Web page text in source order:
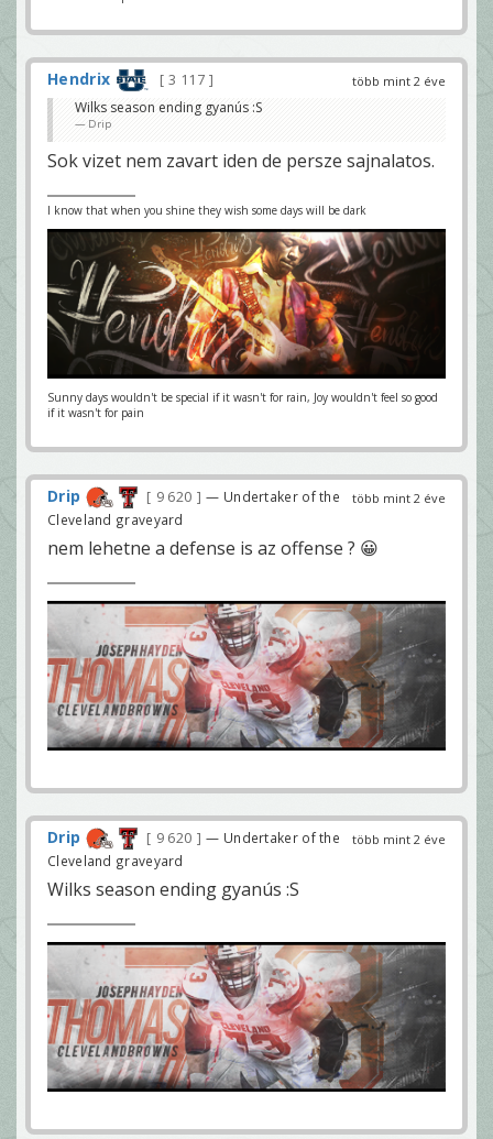
több mint 2 éve
Hendrix
3 117
Wilks season ending gyanús :S
Drip
Sok vizet nem zavart iden de persze sajnalatos.
I know that when you shine they wish some days will be dark
Sunny days wouldn't be special if it wasn't for rain, Joy wouldn't feel so good
if it wasn't for pain
több mint 2 éve
Drip 9 620
— Undertaker of the
Cleveland graveyard
nem lehetne a defense is az offense ? 😀
több mint 2 éve
Drip 9 620
— Undertaker of the
Cleveland graveyard
Wilks season ending gyanús :S